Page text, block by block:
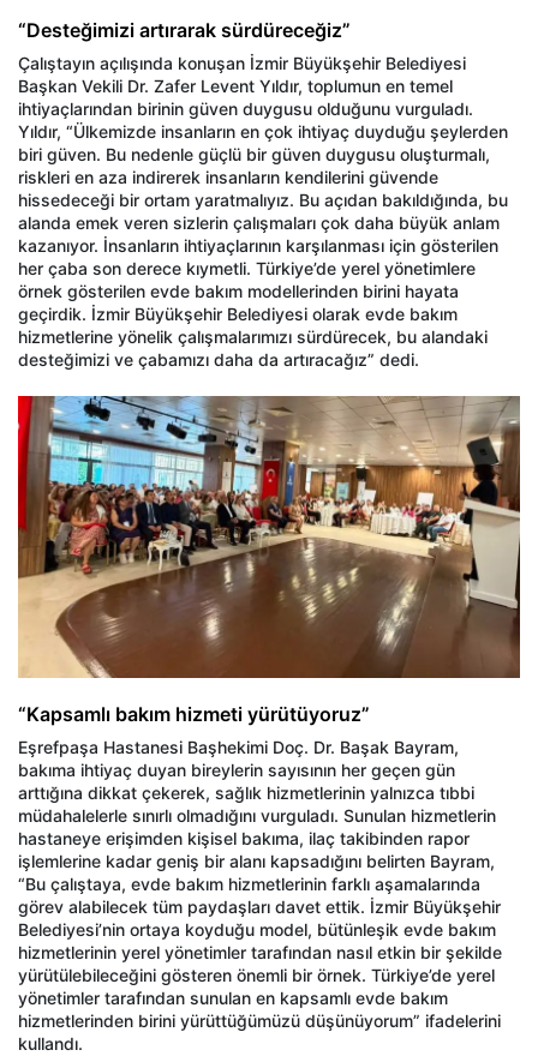
“Desteğimizi artırarak sürdüreceğiz”
Çalıştayın açılışında konuşan İzmir Büyükşehir Belediyesi
Başkan Vekili Dr. Zafer Levent Yıldır, toplumun en temel
ihtiyaçlarından birinin güven duygusu olduğunu vurguladı.
Yıldır, “Ülkemizde insanların en çok ihtiyaç duyduğu şeylerden
biri güven. Bu nedenle güçlü bir güven duygusu oluşturmalı,
riskleri en aza indirerek insanların kendilerini güvende
hissedeceği bir ortam yaratmalıyız. Bu açıdan bakıldığında, bu
alanda emek veren sizlerin çalışmaları çok daha büyük anlam
kazanıyor. İnsanların ihtiyaçlarının karşılanması için gösterilen
her çaba son derece kıymetli. Türkiye’de yerel yönetimlere
örnek gösterilen evde bakım modellerinden birini hayata
geçirdik. İzmir Büyükşehir Belediyesi olarak evde bakım
hizmetlerine yönelik çalışmalarımızı sürdürecek, bu alandaki
desteğimizi ve çabamızı daha da artıracağız” dedi.
“Kapsamlı bakım hizmeti yürütüyoruz”
Eşrefpaşa Hastanesi Başhekimi Doç. Dr. Başak Bayram,
bakıma ihtiyaç duyan bireylerin sayısının her geçen gün
arttığına dikkat çekerek, sağlık hizmetlerinin yalnızca tıbbi
müdahalelerle sınırlı olmadığını vurguladı. Sunulan hizmetlerin
hastaneye erişimden kişisel bakıma, ilaç takibinden rapor
işlemlerine kadar geniş bir alanı kapsadığını belirten Bayram,
“Bu çalıştaya, evde bakım hizmetlerinin farklı aşamalarında
görev alabilecek tüm paydaşları davet ettik. İzmir Büyükşehir
Belediyesi’nin ortaya koyduğu model, bütünleşik evde bakım
hizmetlerinin yerel yönetimler tarafından nasıl etkin bir şekilde
yürütülebileceğini gösteren önemli bir örnek. Türkiye’de yerel
yönetimler tarafından sunulan en kapsamlı evde bakım
hizmetlerinden birini yürüttüğümüzü düşünüyorum” ifadelerini
kullandı.